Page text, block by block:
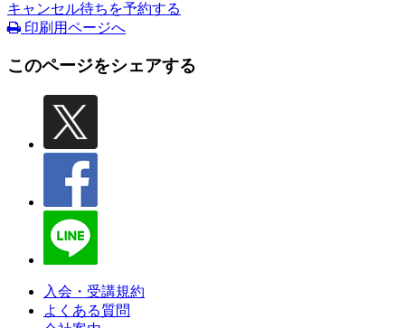
キャンセル待ちを予約する
印刷用ページへ
このページをシェアする
入会・受講規約
よくある質問